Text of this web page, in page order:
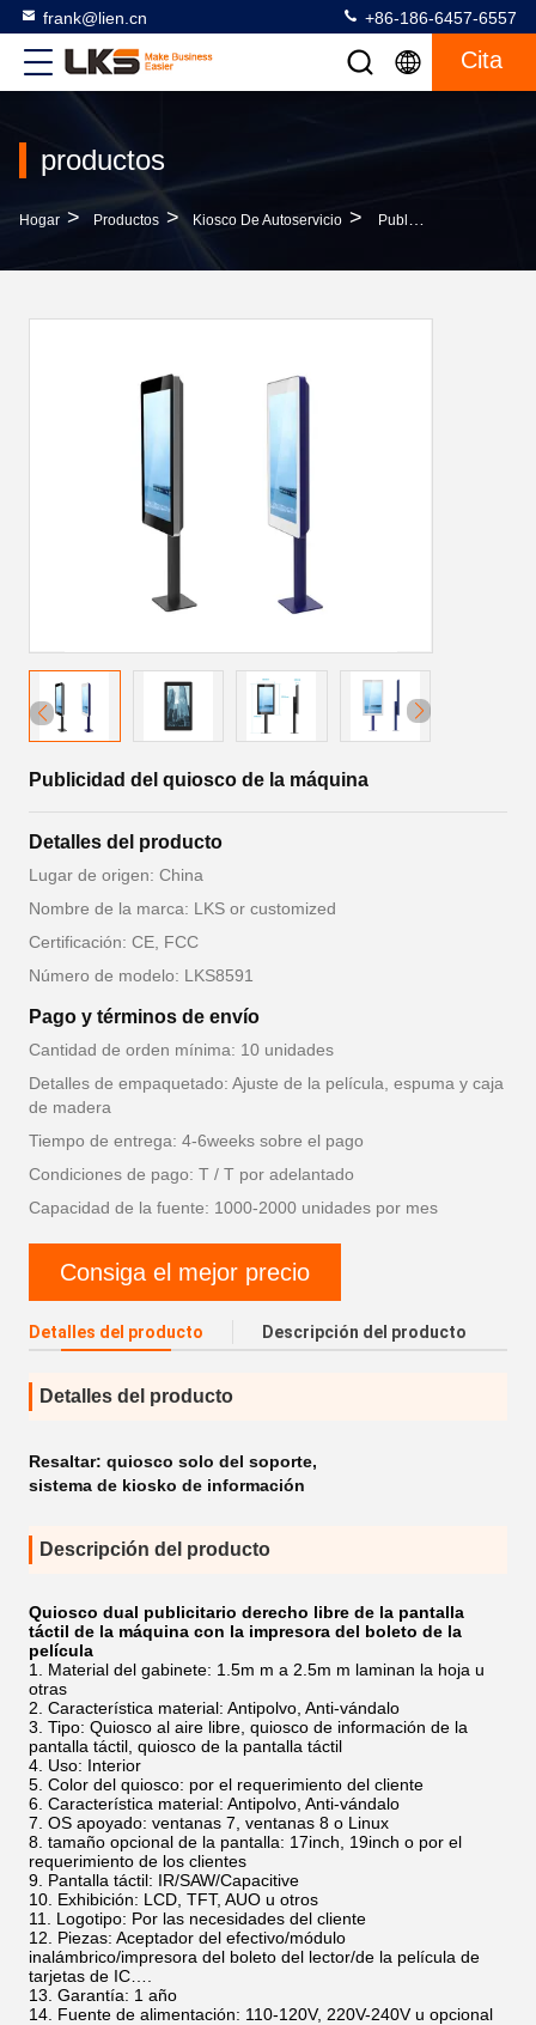
frank@lien.cn +86-186-6457-6557
Cita
productos
Hogar > Productos > Kiosco De Autoservicio > Publicidad Del Quiosco De La Máquina
Publicidad del quiosco de la máquina
Detalles del producto
Lugar de origen: China
Nombre de la marca: LKS or customized
Certificación: CE, FCC
Número de modelo: LKS8591
Pago y términos de envío
Cantidad de orden mínima: 10 unidades
Detalles de empaquetado: Ajuste de la película, espuma y caja
de madera
Tiempo de entrega: 4-6weeks sobre el pago
Condiciones de pago: T / T por adelantado
Capacidad de la fuente: 1000-2000 unidades por mes
Consiga el mejor precio
Detalles del producto Descripción del producto
Detalles del producto
Resaltar: quiosco solo del soporte,
sistema de kiosko de información
Descripción del producto
Quiosco dual publicitario derecho libre de la pantalla
táctil de la máquina con la impresora del boleto de la
película
Material del gabinete: 1.5m m a 2.5m m laminan la hoja u
otras
Característica material: Antipolvo, Anti-vándalo
Tipo: Quiosco al aire libre, quiosco de información de la
pantalla táctil, quiosco de la pantalla táctil
Uso: Interior
Color del quiosco: por el requerimiento del cliente
Característica material: Antipolvo, Anti-vándalo
OS apoyado: ventanas 7, ventanas 8 o Linux
tamaño opcional de la pantalla: 17inch, 19inch o por el
requerimiento de los clientes
Pantalla táctil: IR/SAW/Capacitive
Exhibición: LCD, TFT, AUO u otros
Logotipo: Por las necesidades del cliente
Piezas: Aceptador del efectivo/módulo
inalámbrico/impresora del boleto del lector/de la película de
tarjetas de IC….
Garantía: 1 año
Fuente de alimentación: 110-120V, 220V-240V u opcional